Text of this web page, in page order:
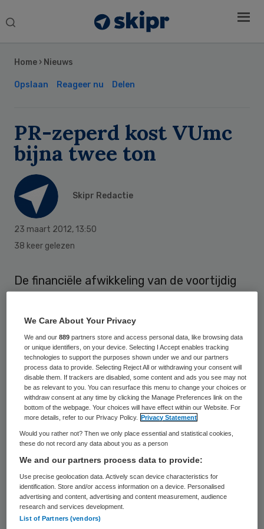
Search
Home › Nieuws
Opslaan Reageer nu Delen
PR-zeperd kost VUmc
bijna twee ton
Skipr Redactie
23 maart 2012, 13:50
38 keer gelezen
De financiële afwikkeling van de voortijdig
tussen leven en dood” kost het VUmc 188
duizend euro.
Nahevige kritiek in de mediaverzocht het
VUmc zender RTL en producent Eyeworks
om vanverdere uitzending van het
programma af te zien.In onderling overleg
is overeen gekomen dat alle drie de partijen
in gelijke mate delen in de directe kosten
die gemaakt zijn voor dit project. Het gaat
hierbij om een bedrag van een kleine zes
ton.
Sidebar
We Care About Your Privacy
We and our889 partners store and access personal data, like browsing data
or unique identifiers, on your device. Selecting I Accept enables tracking
technologies to support the purposes shown under we and our partners
process data to provide. Selecting Reject All or withdrawing your consent will
disable them. If trackers are disabled, some content and ads you see may not
be as relevant to you. You can resurface this menu to change your choices or
withdraw consent at any time by clicking the Manage Preferences link on the
bottom of the webpage. Your choices will have effect within our Website. For
more details, refer to our Privacy Policy.
Privacy Statement
Would you rather not? Then we only place essential and statistical cookies,
these do not record any data about you as a person
We and our partners process data to provide:
Use precise geolocation data. Actively scan device characteristics for
identification. Store and/or access information on a device. Personalised
advertising and content, advertising and content measurement, audience
research and services development.
List of Partners (vendors)